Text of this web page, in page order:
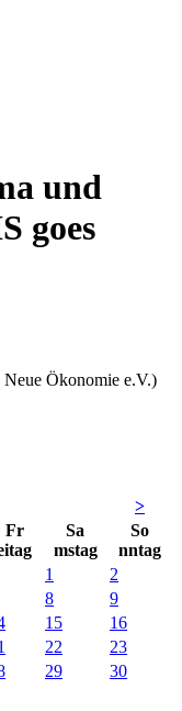
und
goes
Ökonomie e.V.)
>
Fr
Sa
mstag
So
nntag
1
2
8
9
15
16
22
23
29
30